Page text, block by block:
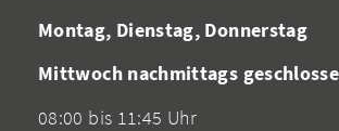
Montag, Dienstag, Donnerstag
Mittwoch nachmittags
08:00 bis 11:45 Uhr